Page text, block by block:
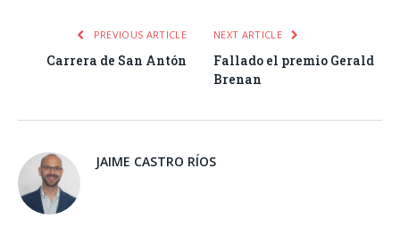
PREVIOUS ARTICLE
Carrera de San Antón
NEXT ARTICLE
Fallado el premio Gerald
Brenan
JAIME CASTRO RÍOS